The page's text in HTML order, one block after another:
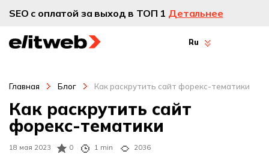
SEO с оплатой за выход в ТОП 1 Детальнее
Ru
Главная Блог Как раскрутить сайт форекс-тематики
18 мая 2023 0 1 min 2036
Как раскрутить сайт
форекс-тематики